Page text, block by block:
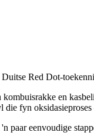
Red Dot-
en
fyn
paar eenvoudige